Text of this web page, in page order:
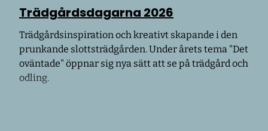
Trädgårdsdagarna 2026
Trädgårdsinspiration och kreativt skapande i den
prunkande slottsträdgården. Under årets tema "Det
oväntade" öppnar sig nya sätt att se på trädgård och
odling.